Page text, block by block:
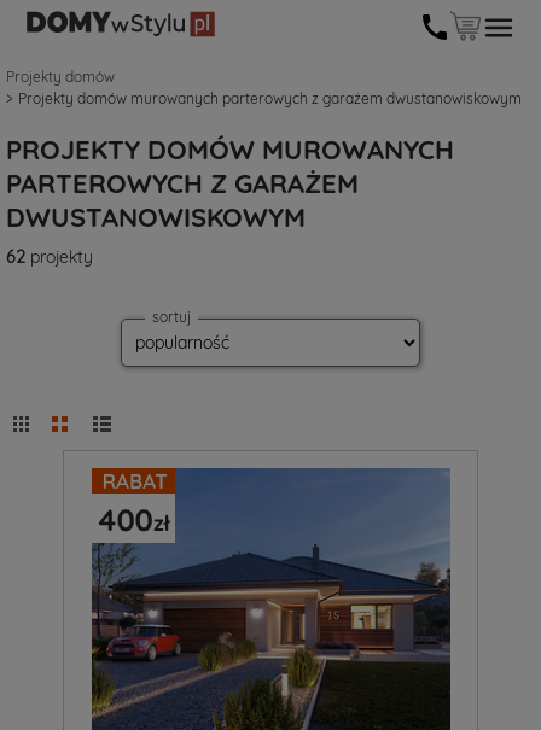
Projekty domów
Projekty domów murowanych parterowych z garażem dwustanowiskowym
PROJEKTY DOMÓW MUROWANYCH
PARTEROWYCH Z GARAŻEM
DWUSTANOWISKOWYM
62 projekty
sortuj